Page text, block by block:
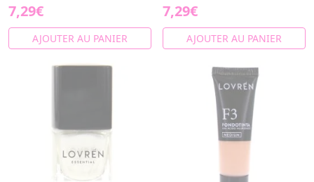
7,29€
AJOUTER AU PANIER
7,29€
AJOUTER AU PANIER